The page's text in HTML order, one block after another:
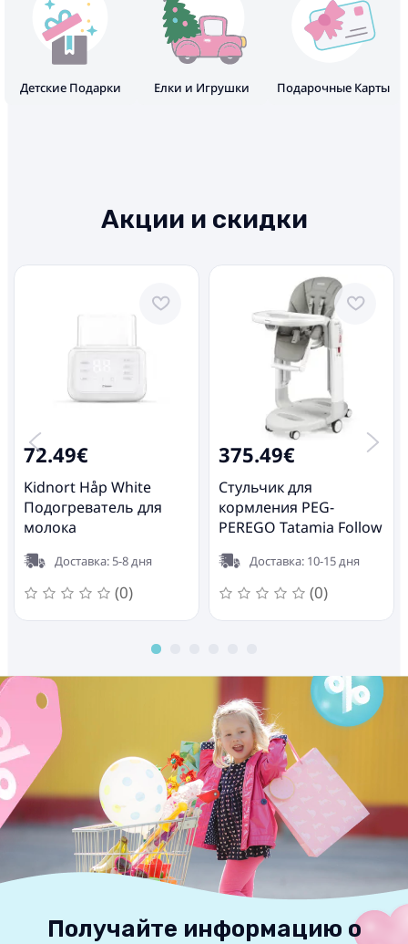
Детские Подарки Елки и Игрушки Подарочные Карты
Акции и скидки
72.49€
Kidnort Håp White
Подогреватель для
молока
Доставка: 5-8 дня
(0)
375.49€
Стульчик для
кормления PEG-
PEREGO Tatamia Follow
H02000001BL73
Доставка: 10-15 дня
(0)
Получайте информацию о